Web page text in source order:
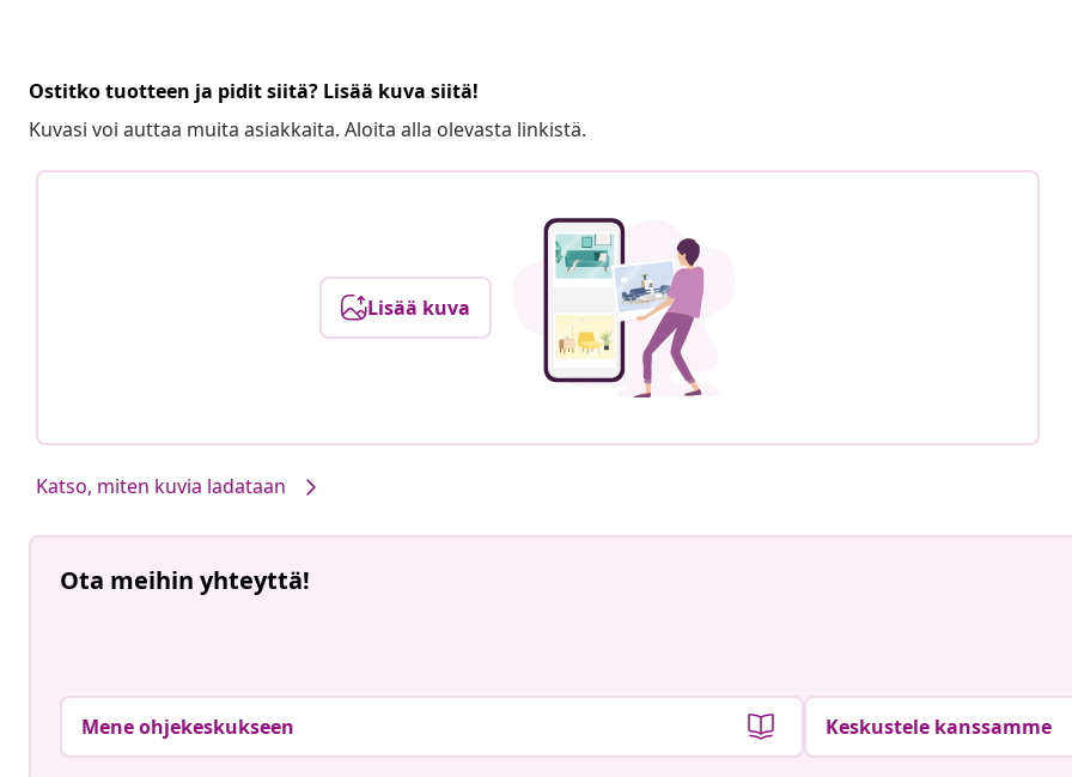
Ostitko tuotteen ja pidit siitä? Lisää kuva siitä!
Kuvasi voi auttaa muita asiakkaita. Aloita alla olevasta linkistä.
Lisää kuva
Katso, miten kuvia ladataan
Ota meihin yhteyttä!
Mene ohjekeskukseen Keskustele kanssamme